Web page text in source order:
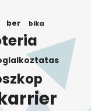
ber bika